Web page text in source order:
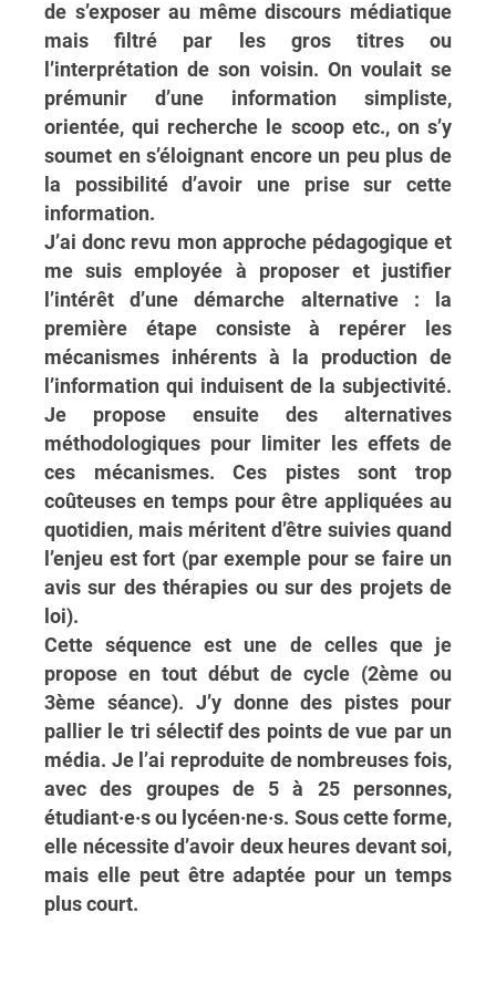
de s’exposer au même discours médiatique
mais filtré par les gros titres ou
l’interprétation de son voisin. On voulait se
prémunir d’une information simpliste,
orientée, qui recherche le scoop etc., on s’y
soumet en s’éloignant encore un peu plus de
la possibilité d’avoir une prise sur cette
information.
J’ai donc revu mon approche pédagogique et
me suis employée à proposer et justifier
l’intérêt d’une démarche alternative : la
première étape consiste à repérer les
mécanismes inhérents à la production de
l’information qui induisent de la subjectivité.
Je propose ensuite des alternatives
méthodologiques pour limiter les effets de
ces mécanismes. Ces pistes sont trop
coûteuses en temps pour être appliquées au
quotidien, mais méritent d’être suivies quand
l’enjeu est fort (par exemple pour se faire un
avis sur des thérapies ou sur des projets de
loi).
Cette séquence est une de celles que je
propose en tout début de cycle (2ème ou
3ème séance). J’y donne des pistes pour
pallier le tri sélectif des points de vue par un
média. Je l’ai reproduite de nombreuses fois,
avec des groupes de 5 à 25 personnes,
étudiant·e·s ou lycéen·ne·s. Sous cette forme,
elle nécessite d’avoir deux heures devant soi,
mais elle peut être adaptée pour un temps
plus court.